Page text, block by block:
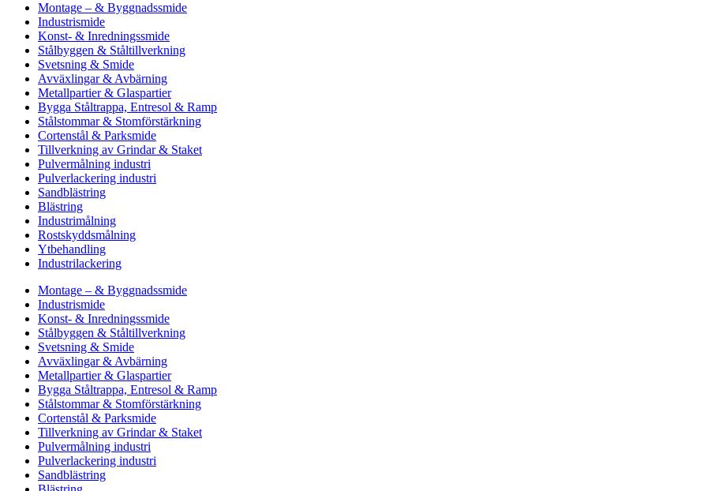
Montage – & Byggnadssmide
Industrismide
Konst- & Inredningssmide
Stålbyggen & Ståltillverkning
Svetsning & Smide
Avväxlingar & Avbärning
Metallpartier & Glaspartier
Bygga Ståltrappa, Entresol & Ramp
Stålstommar & Stomförstärkning
Cortenstål & Parksmide
Tillverkning av Grindar & Staket
Pulvermålning industri
Pulverlackering industri
Sandblästring
Blästring
Industrimålning
Rostskyddsmålning
Ytbehandling
Industrilackering
Montage – & Byggnadssmide
Industrismide
Konst- & Inredningssmide
Stålbyggen & Ståltillverkning
Svetsning & Smide
Avväxlingar & Avbärning
Metallpartier & Glaspartier
Bygga Ståltrappa, Entresol & Ramp
Stålstommar & Stomförstärkning
Cortenstål & Parksmide
Tillverkning av Grindar & Staket
Pulvermålning industri
Pulverlackering industri
Sandblästring